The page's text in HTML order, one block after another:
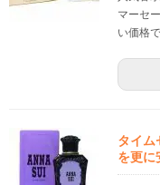
マーセ
い価格
タイ
を更に